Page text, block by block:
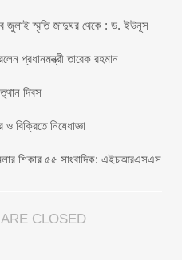
জুলাই স্মৃতি জাদুঘর থেকে : ড. ইউনূস
প্রধানমন্ত্রী তারেক রহমান
দিবস
বিক্রিতে নিষেধাজ্ঞা
শিকার ৫৫ সাংবাদিক: এইচআরএসএস
CLOSED